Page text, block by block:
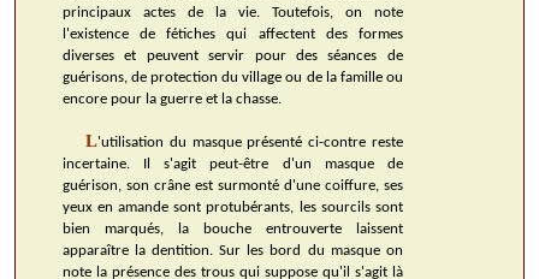
principaux actes de la vie. Toutefois, on note
l'existence de fétiches qui affectent des formes
diverses et peuvent servir pour des séances de
guérisons, de protection du village ou de la famille ou
encore pour la guerre et la chasse.
L'utilisation du masque présenté ci-contre reste
incertaine. Il s'agit peut-être d'un masque de
guérison, son crâne est surmonté d'une coiffure, ses
yeux en amande sont protubérants, les sourcils sont
bien marqués, la bouche entrouverte laissent
apparaître la dentition. Sur les bord du masque on
note la présence des trous qui suppose qu'il s'agit là